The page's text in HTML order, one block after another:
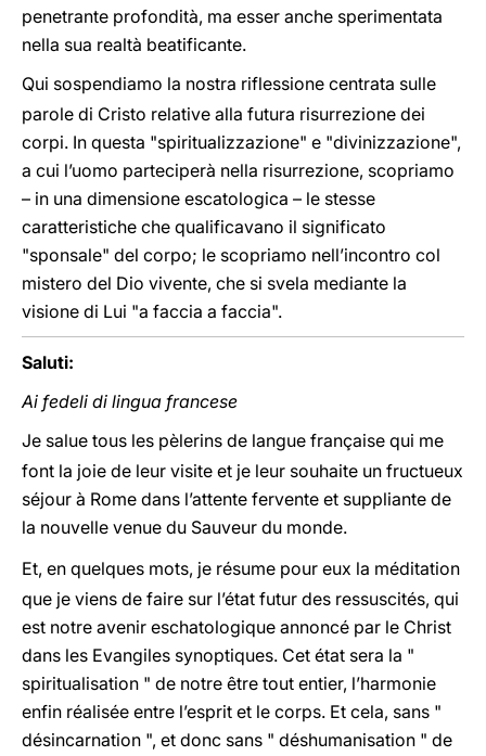
penetrante profondità, ma esser anche sperimentata
nella sua realtà beatificante.
Qui sospendiamo la nostra riflessione centrata sulle
parole di Cristo relative alla futura risurrezione dei
corpi. In questa "spiritualizzazione" e "divinizzazione",
a cui l’uomo parteciperà nella risurrezione, scopriamo
– in una dimensione escatologica – le stesse
caratteristiche che qualificavano il significato
"sponsale" del corpo; le scopriamo nell’incontro col
mistero del Dio vivente, che si svela mediante la
visione di Lui "a faccia a faccia".
Saluti:
Ai fedeli di lingua francese
Je salue tous les pèlerins de langue française qui me
font la joie de leur visite et je leur souhaite un fructueux
séjour à Rome dans l’attente fervente et suppliante de
la nouvelle venue du Sauveur du monde.
Et, en quelques mots, je résume pour eux la méditation
que je viens de faire sur l’état futur des ressuscités, qui
est notre avenir eschatologique annoncé par le Christ
dans les Evangiles synoptiques. Cet état sera la "
spiritualisation " de notre être tout entier, l’harmonie
enfin réalisée entre l’esprit et le corps. Et cela, sans "
désincarnation ", et donc sans " déshumanisation " de